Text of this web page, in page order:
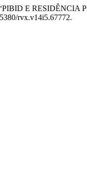
“PIBID E
rvx.v14i5.67772.